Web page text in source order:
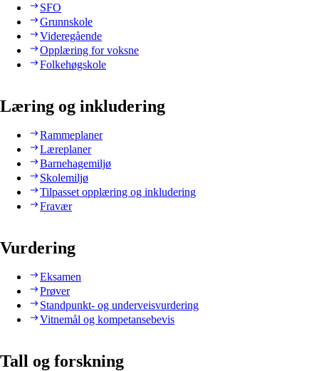
SFO
Grunnskole
Videregående
Opplæring for voksne
Folkehøgskole
Læring og inkludering
Rammeplaner
Læreplaner
Barnehagemiljø
Skolemiljø
Tilpasset opplæring og inkludering
Fravær
Vurdering
Eksamen
Prøver
Standpunkt- og underveisvurdering
Vitnemål og kompetansebevis
Tall og forskning